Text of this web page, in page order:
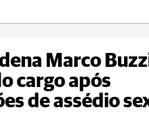
Marco
cargo após
de assédio